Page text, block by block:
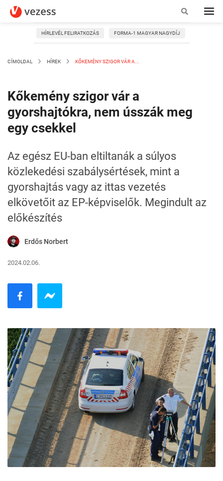
HÍRLEVÉL FELIRATKOZÁS FORMA-1 MAGYAR NAGYDÍJ
CÍMOLDAL HÍREK KŐKEMÉNY SZIGOR VÁR A...
Kőkemény szigor vár a
gyorshajtókra, nem ússzák meg
egy csekkel
Az egész EU-ban eltiltanák a súlyos
közlekedési szabálysértések, mint a
gyorshajtás vagy az ittas vezetés
elkövetőit az EP-képviselők. Megindult az
előkészítés
Erdős Norbert
2024.02.06.